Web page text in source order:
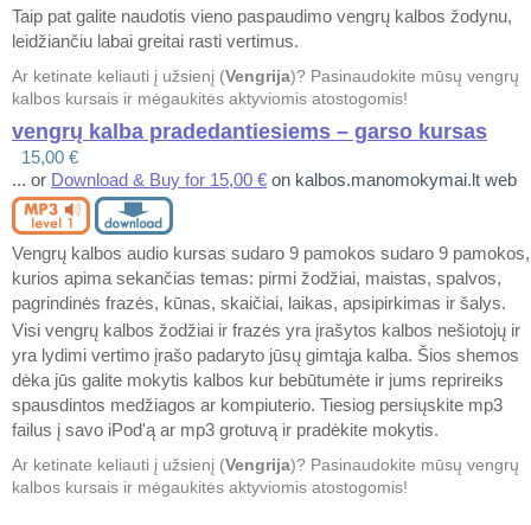
Taip pat galite naudotis vieno paspaudimo vengrų kalbos žodynu,
leidžiančiu labai greitai rasti vertimus.
Ar ketinate keliauti į užsienį (Vengrija)? Pasinaudokite mūsų vengrų
kalbos kursais ir mėgaukitės aktyviomis atostogomis!
vengrų kalba pradedantiesiems – garso kursas
15,00 €
... or Download & Buy for 15,00 € on kalbos.manomokymai.lt web
Vengrų kalbos audio kursas sudaro 9 pamokos sudaro 9 pamokos,
kurios apima sekančias temas: pirmi žodžiai, maistas, spalvos,
pagrindinės frazės, kūnas, skaičiai, laikas, apsipirkimas ir šalys.
Visi vengrų kalbos žodžiai ir frazės yra įrašytos kalbos nešiotojų ir
yra lydimi vertimo įrašo padaryto jūsų gimtąja kalba. Šios shemos
dėka jūs galite mokytis kalbos kur bebūtumėte ir jums reprireiks
spausdintos medžiagos ar kompiuterio. Tiesiog persiųskite mp3
failus į savo iPod'ą ar mp3 grotuvą ir pradėkite mokytis.
Ar ketinate keliauti į užsienį (Vengrija)? Pasinaudokite mūsų vengrų
kalbos kursais ir mėgaukitės aktyviomis atostogomis!